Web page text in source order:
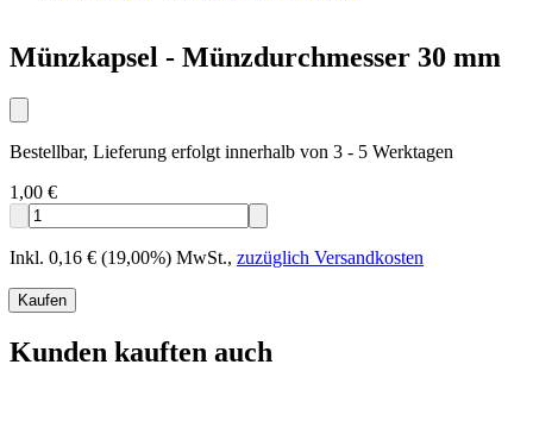
Münzkapsel - Münzdurchmesser 30 mm
Bestellbar, Lieferung erfolgt innerhalb von 3 - 5 Werktagen
1,00 €
Inkl. 0,16 € (19,00%) MwSt., zuzüglich Versandkosten
Kaufen
Kunden kauften auch